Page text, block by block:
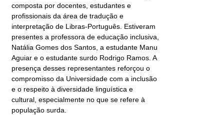
composta por docentes, estudantes e
profissionais da área de tradução e
interpretação de Libras-Português. Estiveram
presentes a professora de educação inclusiva,
Natália Gomes dos Santos, a estudante Manu
Aguiar e o estudante surdo Rodrigo Ramos. A
presença desses representantes reforçou o
compromisso da Universidade com a inclusão
e o respeito à diversidade linguística e
cultural, especialmente no que se refere à
população surda.